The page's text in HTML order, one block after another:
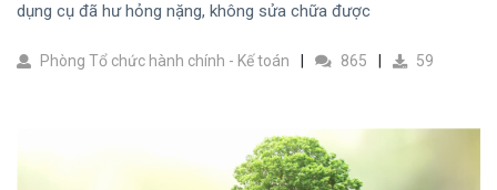
dụng cụ đã hư hỏng nặng, không sửa chữa được
Phòng Tổ chức hành chính - Kế toán 865 59